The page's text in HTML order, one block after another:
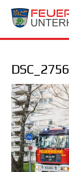
Skip
DSC_2756